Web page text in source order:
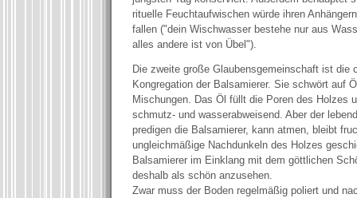
rituelle Feuchtaufwischen würde ihren
fallen ("dein Wischwasser bestehe nur aus
alles andere ist von Übel").
Die zweite große Glaubensgemeinschaft ist die
Kongregation der Balsamierer. Sie schwört auf
Mischungen. Das Öl füllt die Poren des Holzes
schmutz- und wasserabweisend. Aber der
predigen die Balsamierer, kann atmen, bleibt
ungleichmäßige Nachdunkeln des Holzes
Balsamierer im Einklang mit dem göttlichen
deshalb als schön anzusehen.
Zwar muss der Boden regelmäßig poliert und